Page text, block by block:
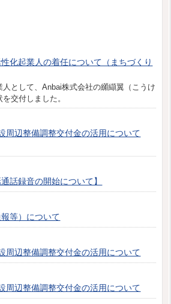
性化起業人の着任について（まちづくり
として、Anbai株式会社の纐纈翼（こうけ
交付しました。
周辺整備調整交付金の活用について
話録音の開始について】
等）について
周辺整備調整交付金の活用について
周辺整備調整交付金の活用について